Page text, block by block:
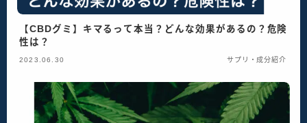
【CBDグミ】キマるって本当？どんな効果があるの？危険
性は？
2023.06.30 サプリ・成分紹介